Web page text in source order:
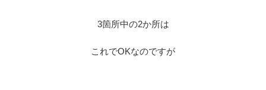
3箇所中の2か所は
これでOKなのですが